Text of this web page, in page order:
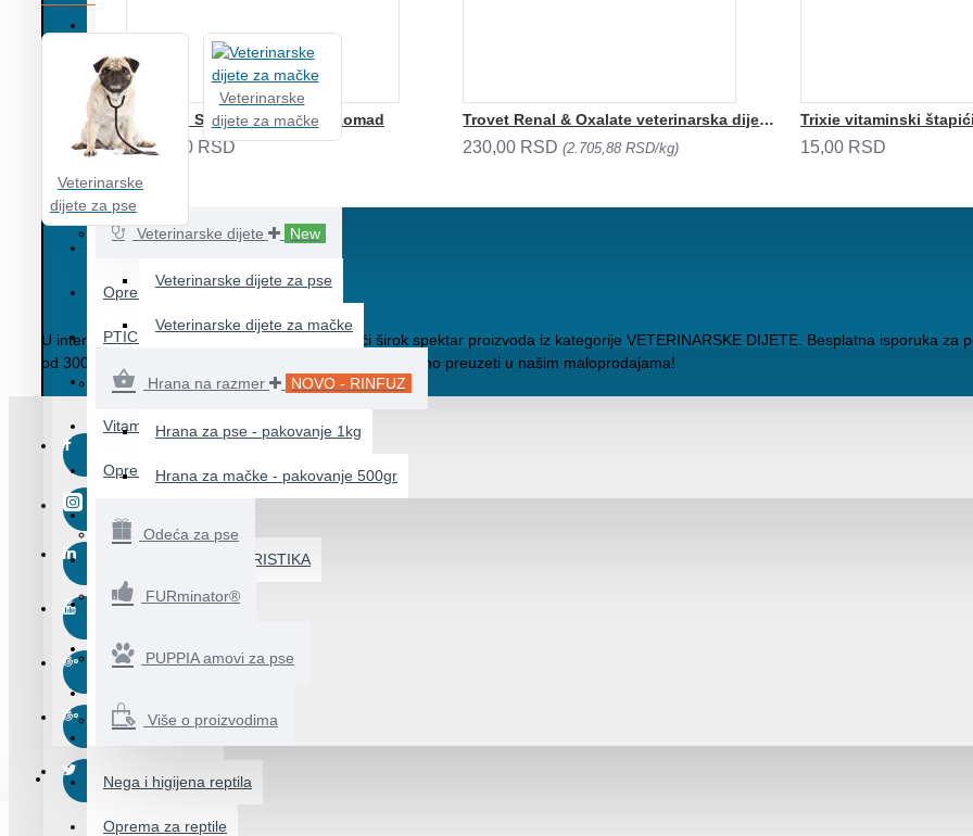
SITNE ŽIVOTINJE
Hrana za sitne životinje
Vitamini i dodaci za sitne žitvotnje
Posipi, seno, piljevina
Oprema za sitne životinje
PTICE
Hrana za ptice
Vitamini i dodaci za ptice
Oprema za ptice
Posipi za ptice
AKVARISTIKA I TERARISTIKA
Hrana za ribice
Lekovi za ribice
Nega i higijena reptila
Oprema za reptile
NexGard SPECTRA za pse 1 komad
1.990,00 RSD
Trovet Renal & Oxalate veterinarska dijeta za mačke kesica 85g
230,00 RSD(2.705,88 RSD/kg)
Trixie vitaminski
15,00 RSD
Veterinarske dijete New
Veterinarske dijete za pse
Veterinarske dijete za mačke
Hrana na razmer NOVO - RINFUZ
Hrana za pse - pakovanje 1kg
Hrana za mačke - pakovanje 500gr
Odeća za pse
FURminator®
PUPPIA amovi za pse
Više o proizvodima
PSI
Veterinarske
dijete za pse
Veterinarske
dijete za mačke
U internet prodavnici URBAN PETS možete naći širok spektar proizvoda iz kategorije VETERINARSKE DIJETE. Besplatna isporuka za
od 3000 din i težine do 30kg. Sve proizvode možete i lično preuzeti u našim maloprodajama!